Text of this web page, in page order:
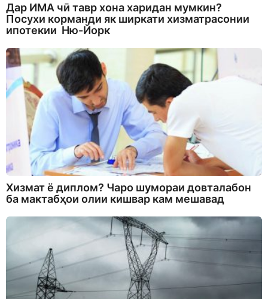
Дар ИМА чӣ тавр хона харидан мумкин?
Посухи корманди як ширкати хизматрасонии
ипотекии Ню-Йорк
Хизмат ё диплом? Чаро шумораи довталабон
ба мактабҳои олии кишвар кам мешавад